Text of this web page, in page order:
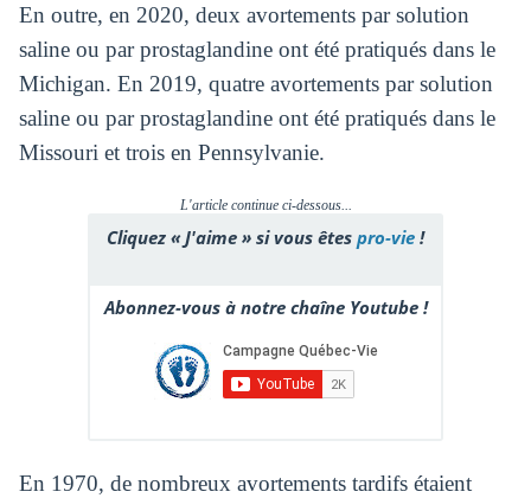
En outre, en 2020, deux avortements par solution
saline ou par prostaglandine ont été pratiqués dans le
Michigan. En 2019, quatre avortements par solution
saline ou par prostaglandine ont été pratiqués dans le
Missouri et trois en Pennsylvanie.
L'article continue ci-dessous...
Cliquez « J'aime » si vous êtes pro-vie !
Abonnez-vous à notre chaîne Youtube !
En 1970, de nombreux avortements tardifs étaient